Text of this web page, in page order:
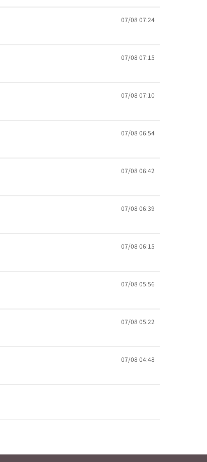
07/08 07:24
07/08 07:15
07/08 07:10
07/08 06:54
07/08 06:42
07/08 06:39
07/08 06:15
07/08 05:56
07/08 05:22
07/08 04:48